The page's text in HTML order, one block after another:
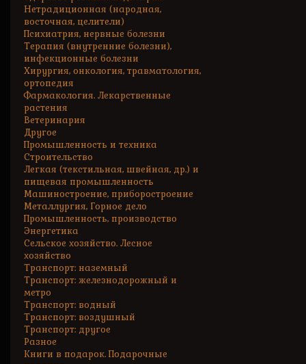
Нетрадиционная (народная,
восточная, целители)
Психиатрия, нервные болезни
Терапия (внутренние болезни),
инфекционные болезни
Хирургия, онкология, травматология,
ортопедия
Фармакология. Лекарственные
растения
Ветеринария
Другое
Промышленность и техника
Строительство
Легкая (текстильная, швейная, др.) и
пищевая промышленность
Машиностроение, приборостроение
Металлургия, Горное дело
Промышленность, производство
Энергетика
Сельское хозяйство. Лесное
хозяйство
Транспорт: наземный
Транспорт: железнодорожный и
метро
Транспорт: водный
Транспорт: воздушный
Транспорт: другое
Разное
Книги в подарок. Подарочные